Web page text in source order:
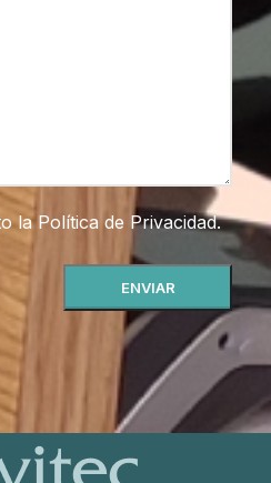
laPolítica de Privacidad.